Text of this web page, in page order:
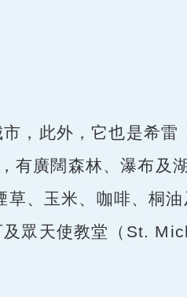
，此外，它也是希雷
有廣闊森林、瀑布及
、玉米、咖啡、桐
眾天使教堂（St.